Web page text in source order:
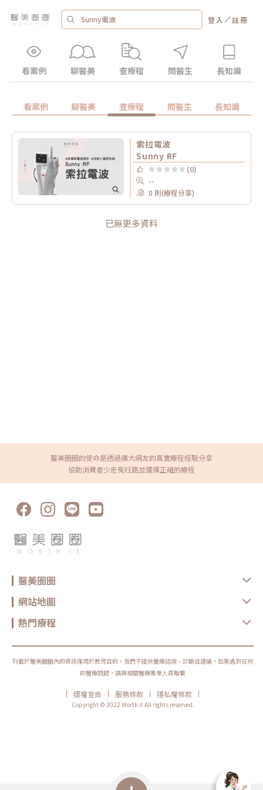
登入 ／註冊
看案例 聊醫美 查療程 問醫生 長知識
看案例 聊醫美 查療程 問醫生 長知識
索拉電波
Sunny RF
(0)
--
0 則(療程分享)
已無更多資料
醫美圈圈的使命是透過廣大網友的真實療程經驗分享
協助消費者少走冤枉路並選擇正確的療程
醫美圈圈
網站地圖
熱門療程
刊載於醫美圈圈內的資訊僅用於教育目的。我們不提供醫療諮詢、診斷或建議。如果遇到任何
的醫療問題，請與相關醫療專業人員聯繫
| 版權宣告 | 服務條款 | 隱私權條款
|
Copyright © 2022 Worth it All rights reserved.